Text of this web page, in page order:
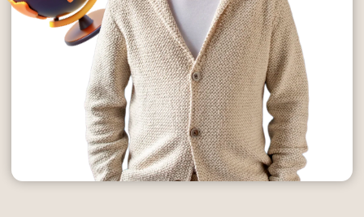
Не проверять
Вы решили довериться. Не контролировали.
На следующий день — замечание в
дневнике.
Он делает уроки сам. В 22:00 — половины нет.
«Забыл. Не понял». И вы снова за столом. Хотели
отпустить — но всё опять на вас.